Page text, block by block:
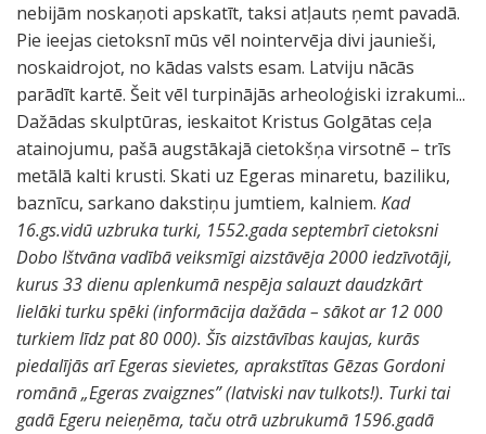
nebijām noskaņoti apskatīt, taksi atļauts ņemt pavadā.
Pie ieejas cietoksnī mūs vēl nointervēja divi jaunieši,
noskaidrojot, no kādas valsts esam. Latviju nācās
parādīt kartē. Šeit vēl turpinājās arheoloģiski izrakumi...
Dažādas skulptūras, ieskaitot Kristus Golgātas ceļa
atainojumu, pašā augstākajā cietokšņa virsotnē – trīs
metālā kalti krusti. Skati uz Egeras minaretu, baziliku,
baznīcu, sarkano dakstiņu jumtiem, kalniem. Kad
16.gs.vidū uzbruka turki, 1552.gada septembrī cietoksni
Dobo Ištvāna vadībā veiksmīgi aizstāvēja 2000 iedzīvotāji,
kurus 33 dienu aplenkumā nespēja salauzt daudzkārt
lielāki turku spēki (informācija dažāda – sākot ar 12 000
turkiem līdz pat 80 000). Šīs aizstāvības kaujas, kurās
piedalījās arī Egeras sievietes, aprakstītas Gēzas Gordoni
romānā „Egeras zvaigznes” (latviski nav tulkots!). Turki tai
gadā Egeru neieņēma, taču otrā uzbrukumā 1596.gadā